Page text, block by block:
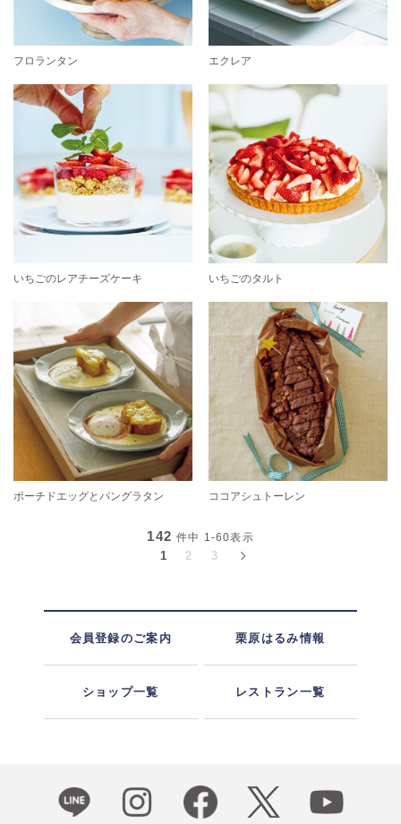
フロランタン エクレア
いちごのレアチーズケーキ いちごのタルト
ポーチドエッグとパングラタン ココアシュトーレン
142 件中 1-60表示
1 2 3
会員登録のご案内 栗原はるみ情報
ショップ一覧 レストラン一覧